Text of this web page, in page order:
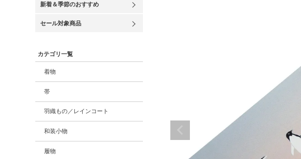
新着＆季節のおすすめ
セール対象商品
カテゴリ一覧
着物
帯
羽織もの／レインコート
和装小物
履物